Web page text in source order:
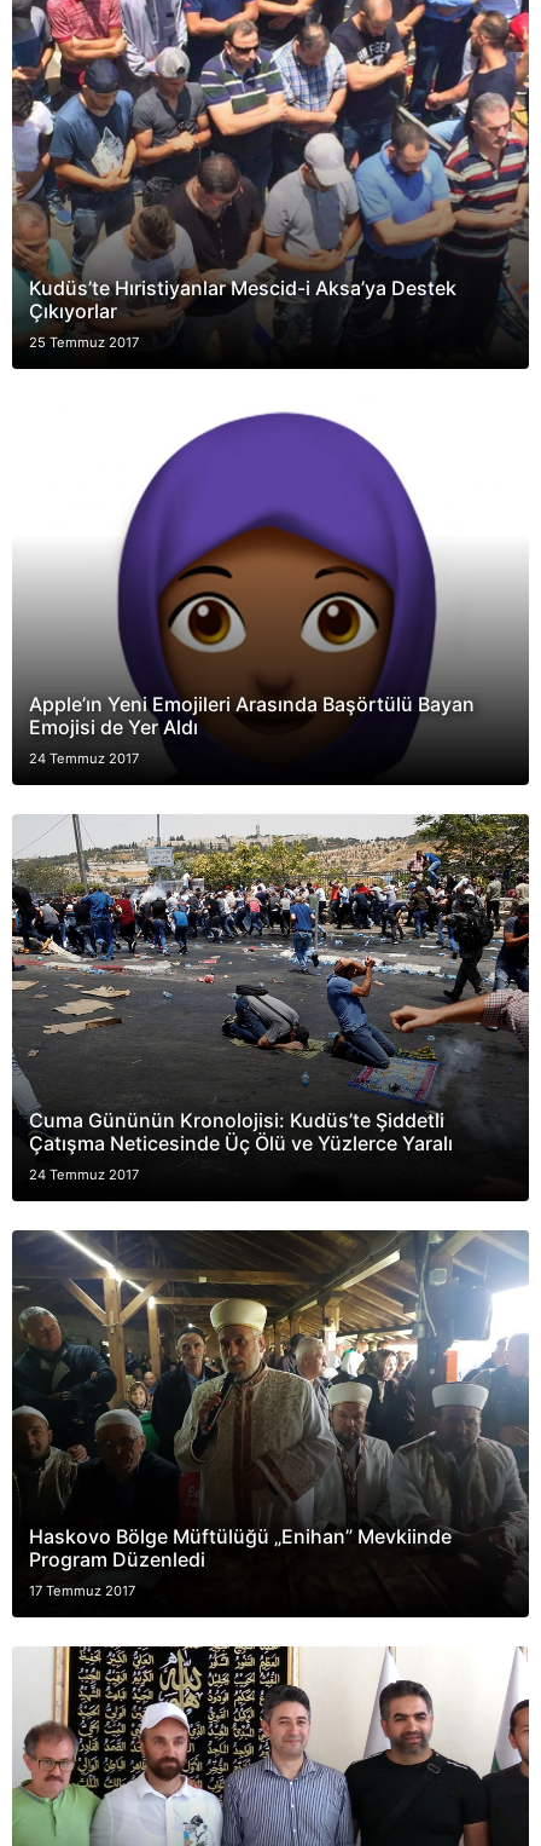
Kudüs’te Hıristiyanlar Mescid-i Aksa’ya Destek
Çıkıyorlar
25 Temmuz 2017
Apple’ın Yeni Emojileri Arasında Başörtülü Bayan
Emojisi de Yer Aldı
24 Temmuz 2017
Cuma Gününün Kronolojisi: Kudüs’te Şiddetli
Çatışma Neticesinde Üç Ölü ve Yüzlerce Yaralı
24 Temmuz 2017
Haskovo Bölge Müftülüğü „Enihan” Mevkiinde
Program Düzenledi
17 Temmuz 2017